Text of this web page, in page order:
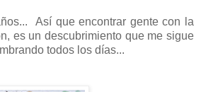
Así que encontrar gente con la
es un descubrimiento que me sigue
todos los días...